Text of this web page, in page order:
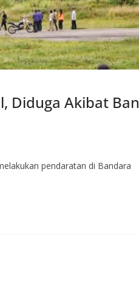
Diduga Akibat Ban
pendaratan di Bandara